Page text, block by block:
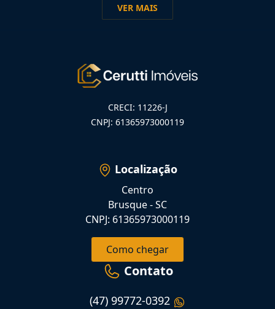
VER MAIS
CRECI: 11226-J
CNPJ: 61365973000119
Localização
Centro
Brusque - SC
CNPJ: 61365973000119
Como chegar
Contato
(47) 99772-0392